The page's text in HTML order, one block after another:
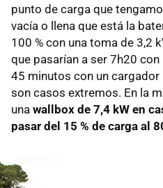
punto de carga que
vacía o llena que está la
100 % con una toma de 3,2
que pasarían a ser 7h20
45 minutos con un cargador
son casos extremos. En la
una wallbox de 7,4 kW en
pasar del 15 % de carga al